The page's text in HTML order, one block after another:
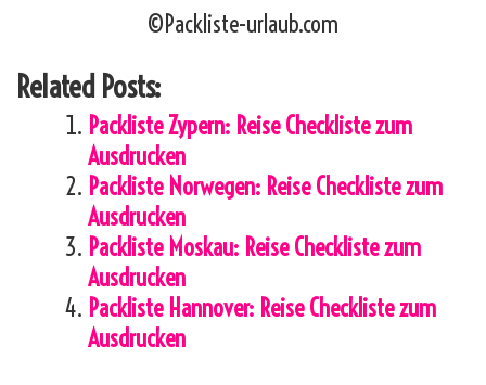
©Packliste-urlaub.com
Related Posts:
Packliste Zypern: Reise Checkliste zum
Ausdrucken
Packliste Norwegen: Reise Checkliste zum
Ausdrucken
Packliste Moskau: Reise Checkliste zum
Ausdrucken
Packliste Hannover: Reise Checkliste zum
Ausdrucken